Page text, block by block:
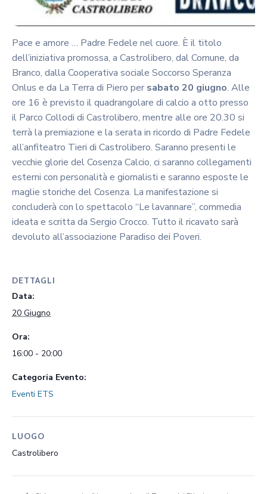
Pace e amore … Padre Fedele nel cuore. È il titolo
dell’iniziativa promossa, a Castrolibero, dal Comune, da
Branco, dalla Cooperativa sociale Soccorso Speranza
Onlus e da La Terra di Piero per sabato 20 giugno. Alle
ore 16 è previsto il quadrangolare di calcio a otto presso
il Parco Collodi di Castrolibero, mentre alle ore 20.30 si
terrà la premiazione e la serata in ricordo di Padre Fedele
all’anfiteatro Tieri di Castrolibero. Saranno presenti le
vecchie glorie del Cosenza Calcio, ci saranno collegamenti
esterni con personalità e giornalisti e saranno esposte le
maglie storiche del Cosenza. La manifestazione si
concluderà con lo spettacolo “Le lavannare”, commedia
ideata e scritta da Sergio Crocco. Tutto il ricavato sarà
devoluto all’associazione Paradiso dei Poveri.
DETTAGLI
Data:
20 Giugno
Ora:
16:00 - 20:00
Categoria Evento:
Eventi ETS
LUOGO
Castrolibero